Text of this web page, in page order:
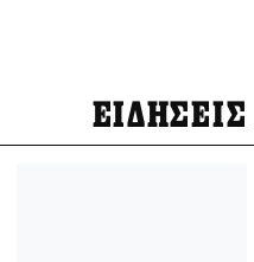
ΕΙΔΗΣΕΙΣ